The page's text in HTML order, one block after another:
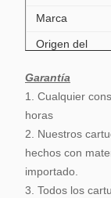
Marca
Origen del
Garantía
1. Cualquier
horas
2. Nuestros
hechos con
importado.
3. Todos los